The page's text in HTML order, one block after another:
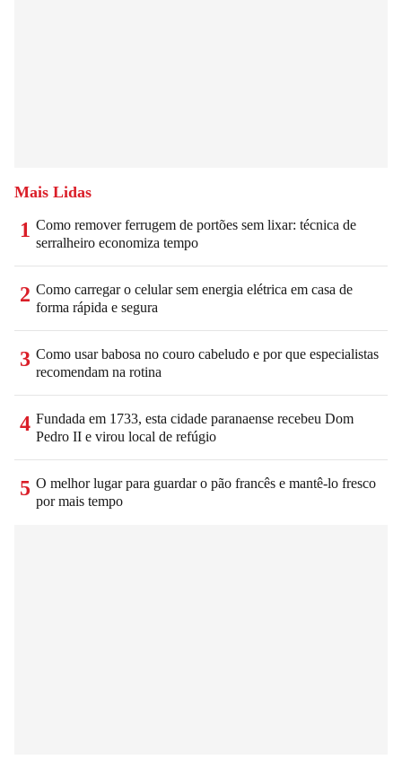
Mais Lidas
1 Como remover ferrugem de portões sem lixar: técnica de
serralheiro economiza tempo
2 Como carregar o celular sem energia elétrica em casa de
forma rápida e segura
3 Como usar babosa no couro cabeludo e por que especialistas
recomendam na rotina
4 Fundada em 1733, esta cidade paranaense recebeu Dom
Pedro II e virou local de refúgio
5 O melhor lugar para guardar o pão francês e mantê-lo fresco
por mais tempo